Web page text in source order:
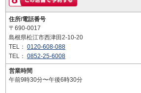
住所/電話番号
〒690-0017
島根県松江市西津田2-10-20
TEL： 0120-608-088
TEL： 0852-25-6008
営業時間
午前9時30分〜午後6時30分